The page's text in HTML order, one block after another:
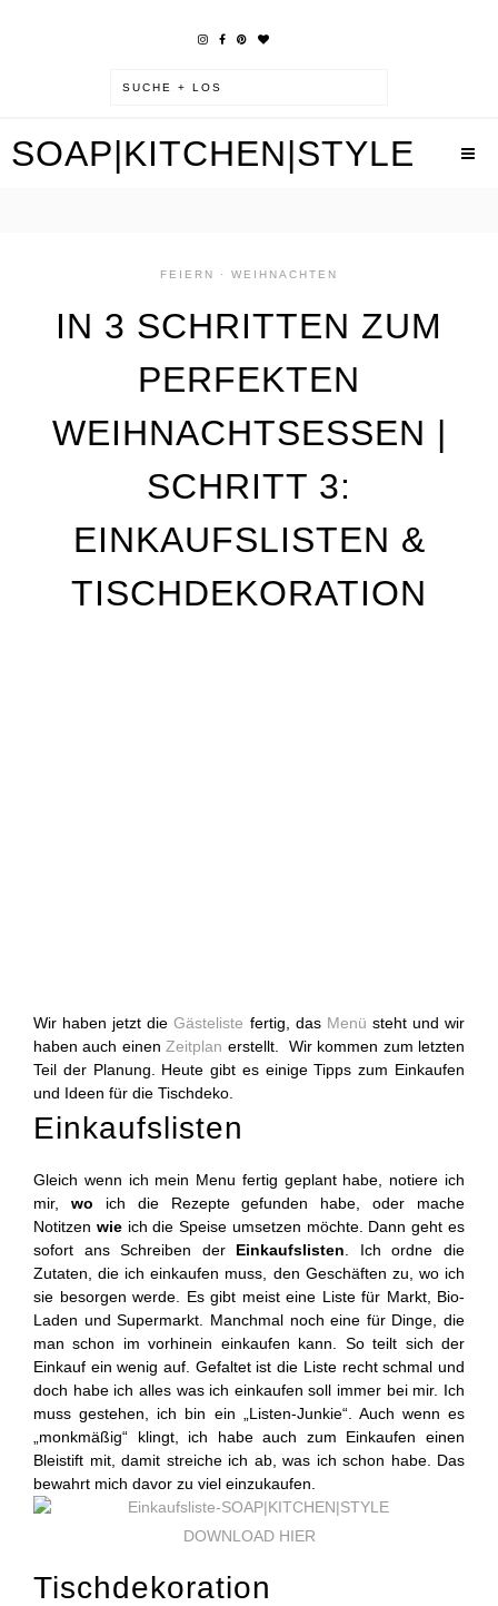
SOAP|KITCHEN|STYLE
FEIERN · WEIHNACHTEN
IN 3 SCHRITTEN ZUM
PERFEKTEN
WEIHNACHTSESSEN |
SCHRITT 3:
EINKAUFSLISTEN &
TISCHDEKORATION
Wir haben jetzt dieGästeliste fertig, das Menü steht und wir
haben auch einen Zeitplan erstellt. Wir kommen zum letzten
Teil der Planung. Heute gibt es einige Tipps zum Einkaufen
und Ideen für die Tischdeko.
Einkaufslisten
Gleich wenn ich mein Menu fertig geplant habe, notiere ich
mir, wo ich die Rezepte gefunden habe, oder mache
Notitzen wieich die Speise umsetzen möchte. Dann geht es
sofort ans Schreiben der Einkaufslisten . Ich ordne die
Zutaten, die ich einkaufen muss, den Geschäften zu, wo ich
sie besorgen werde. Es gibt meist eine Liste für Markt, Bio-
Laden und Supermarkt. Manchmal noch eine für Dinge, die
man schon im vorhinein einkaufen kann. So teilt sich der
Einkauf ein wenig auf. Gefaltet ist die Liste recht schmal und
doch habe ich alles was ich einkaufen soll immer bei mir. Ich
muss gestehen, ich bin ein „Listen-Junkie“. Auch wenn es
„monkmäßig“ klingt, ich habe auch zum Einkaufen einen
Bleistift mit, damit streiche ich ab, was ich schon habe. Das
bewahrt mich davor zu viel einzukaufen.
DOWNLOAD HIER
Tischdekoration